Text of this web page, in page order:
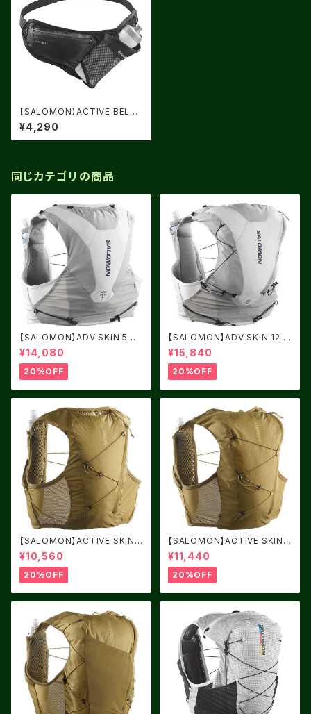
【SALOMON】ACTIVE BELT
3D BOTTLE BLACK
¥4,290
同じカテゴリの商品
【SALOMON】ADV SKIN 5 AL
LOY / Gray Violet
¥14,080
20%OFF
【SALOMON】ADV SKIN 12 A
LLOY / Gray Violet
¥15,840
20%OFF
【SALOMON】ACTIVE SKIN
4 BRILLIANT OLIVE / Willo
w
¥10,560
20%OFF
【SALOMON】ACTIVE SKIN
8 BRILLIANT OLIVE / Willo
w
¥11,440
20%OFF